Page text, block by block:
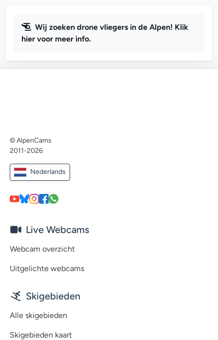
Wij zoeken drone vliegers in de Alpen! Klik
hier voor meer info.
© AlpenCams
2011-2026
Nederlands
Live Webcams
Webcam overzicht
Uitgelichte webcams
Skigebieden
Alle skigebieden
Skigebieden kaart